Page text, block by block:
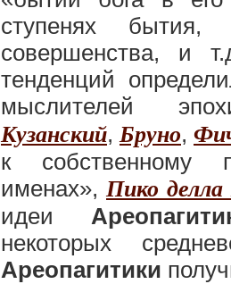
ступенях бытия,
совершенства, и
тенденций
мыслителей
Кузанский, Бруно,
к собственному
именах», Пико
идеи
некоторых
Ареопагитики